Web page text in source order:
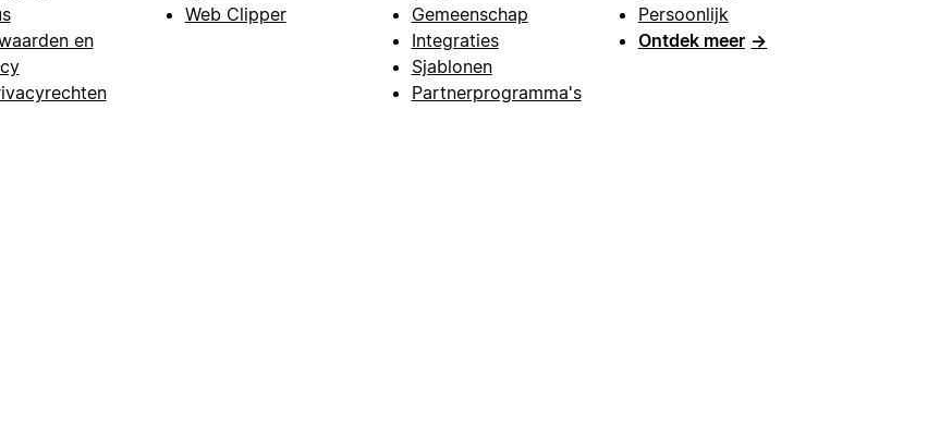
en
Web Clipper
Gemeenschap
Integraties
Sjablonen
Partnerprogramma's
Persoonlijk
Ontdek meer →